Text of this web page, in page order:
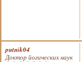
putnik04
Доктор йогических наук